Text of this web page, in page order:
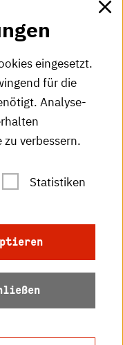
eingesetzt.
für die
Analyse-
verbessern.
Statistiken